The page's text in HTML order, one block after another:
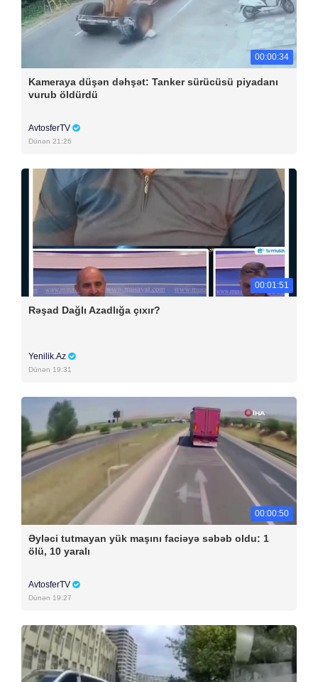
00:00:34
Kameraya düşən dəhşət: Tanker sürücüsü piyadanı
vurub öldürdü
AvtosferTV
Dünən 21:26
00:01:51
Rəşad Dağlı Azadlığa çıxır?
Yenilik.Az
Dünən 19:31
00:00:50
Əyləci tutmayan yük maşını faciəyə səbəb oldu: 1
ölü, 10 yaralı
AvtosferTV
Dünən 19:27